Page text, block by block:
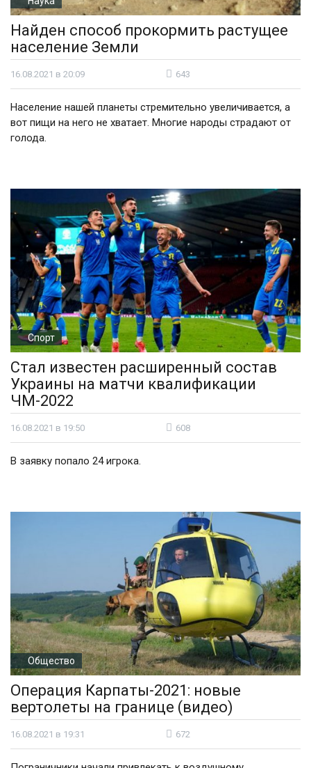
Найден способ прокормить растущее
население Земли
16.08.2021 в 20:09 643
Население нашей планеты стремительно увеличивается, а
вот пищи на него не хватает. Многие народы страдают от
голода.
Спорт
Стал известен расширенный состав
Украины на матчи квалификации
ЧМ-2022
16.08.2021 в 19:50 608
В заявку попало 24 игрока.
Общество
Операция Карпаты-2021: новые
вертолеты на границе (видео)
16.08.2021 в 19:31 672